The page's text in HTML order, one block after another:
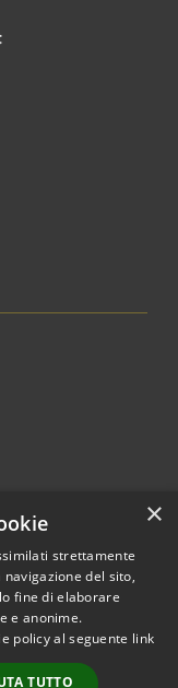
© 2026 • Comune di
Cadore • Powered by
• Accesso
×
strettamente
del sito,
fine di elaborare
e anonime.
policy al seguente link
TUTTO